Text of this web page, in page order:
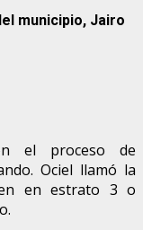
municipio, Jairo
el proceso de
Ociel llamó la
en estrato 3 o